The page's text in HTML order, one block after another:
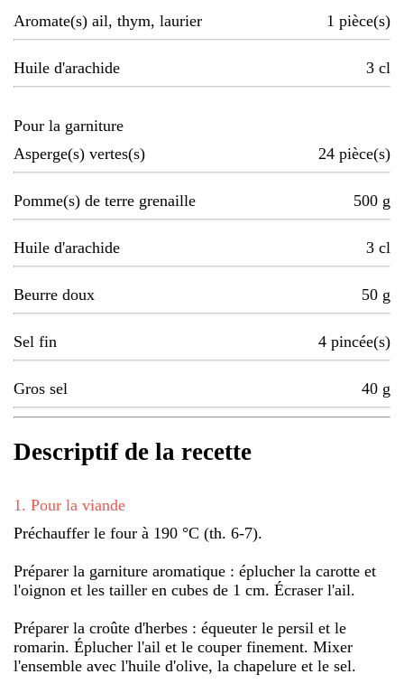
Aromate(s) ail, thym, laurier 1 pièce(s)
Huile d'arachide 3 cl
Pour la garniture
Asperge(s) vertes(s)
24 pièce(s)
Pomme(s) de terre grenaille 500 g
Huile d'arachide 3 cl
Beurre doux 50 g
Sel fin 4 pincée(s)
Gros sel 40 g
Descriptif de la recette
1 . Pour la viande
Préchauffer le four à 190 °C (th. 6-7).
Préparer la garniture aromatique : éplucher la carotte et
l'oignon et les tailler en cubes de 1 cm. Écraser l'ail.
Préparer la croûte d'herbes : équeuter le persil et le
romarin. Éplucher l'ail et le couper finement. Mixer
l'ensemble avec l'huile d'olive, la chapelure et le sel.